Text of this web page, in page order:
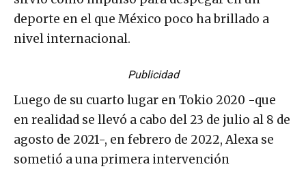
deporte en el que México poco ha brillado a
nivel internacional.
Publicidad
Luego de su cuarto lugar en Tokio 2020 -que
en realidad se llevó a cabo del 23 de julio al 8 de
agosto de 2021-, en febrero de 2022, Alexa se
sometió a una primera intervención